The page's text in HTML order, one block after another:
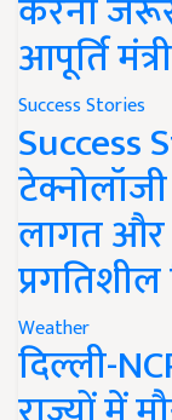
आपूर्ति
Success Stories
Success
लागत और
Weather
दिल्ली-